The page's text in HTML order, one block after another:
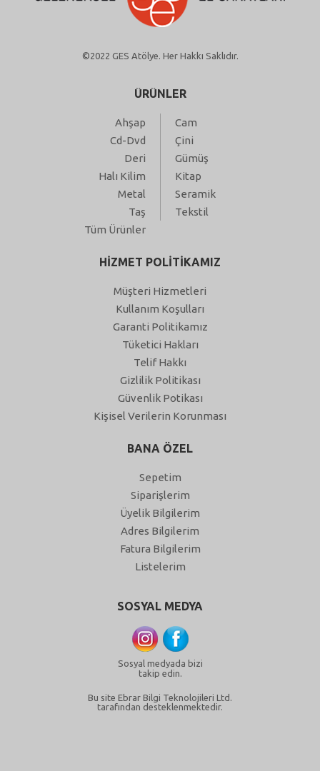
©2022 GES Atölye. Her Hakkı Saklıdır.
ÜRÜNLER
Ahşap
Cam
Cd-Dvd
Çini
Deri
Gümüş
Halı Kilim
Kitap
Metal
Seramik
Taş
Tekstil
Tüm Ürünler
HİZMET POLİTİKAMIZ
Müşteri Hizmetleri
Kullanım Koşulları
Garanti Politikamız
Tüketici Hakları
Telif Hakkı
Gizlilik Politikası
Güvenlik Potikası
Kişisel Verilerin Korunması
BANA ÖZEL
Sepetim
Siparişlerim
Üyelik Bilgilerim
Adres Bilgilerim
Fatura Bilgilerim
Listelerim
SOSYAL MEDYA
Sosyal medyada bizi
takip edin.
Bu site Ebrar Bilgi Teknolojileri Ltd.
tarafından desteklenmektedir.